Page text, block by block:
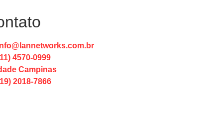
4570-0999
Campinas
2018-7866